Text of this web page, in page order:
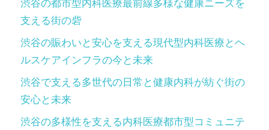
支える街の砦
渋谷の賑わいと安心を支える現代型内科医療とヘ
ルスケアインフラの今と未来
渋谷で支える多世代の日常と健康内科が紡ぐ街の
安心と未来
渋谷の多様性を支える内科医療都市型コミュニテ